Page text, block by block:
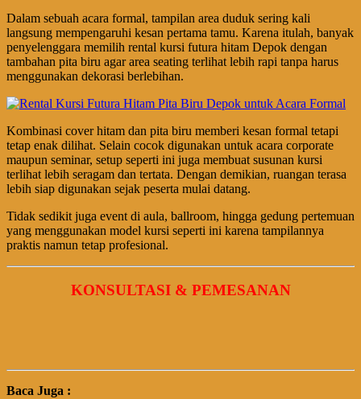
Dalam sebuah acara formal, tampilan area duduk sering kali
langsung mempengaruhi kesan pertama tamu. Karena itulah, banyak
penyelenggara memilih rental kursi futura hitam Depok dengan
tambahan pita biru agar area seating terlihat lebih rapi tanpa harus
menggunakan dekorasi berlebihan.
Kombinasi cover hitam dan pita biru memberi kesan formal tetapi
tetap enak dilihat. Selain cocok digunakan untuk acara corporate
maupun seminar, setup seperti ini juga membuat susunan kursi
terlihat lebih seragam dan tertata. Dengan demikian, ruangan terasa
lebih siap digunakan sejak peserta mulai datang.
Tidak sedikit juga event di aula, ballroom, hingga gedung pertemuan
yang menggunakan model kursi seperti ini karena tampilannya
praktis namun tetap profesional.
KONSULTASI & PEMESANAN
Baca Juga :